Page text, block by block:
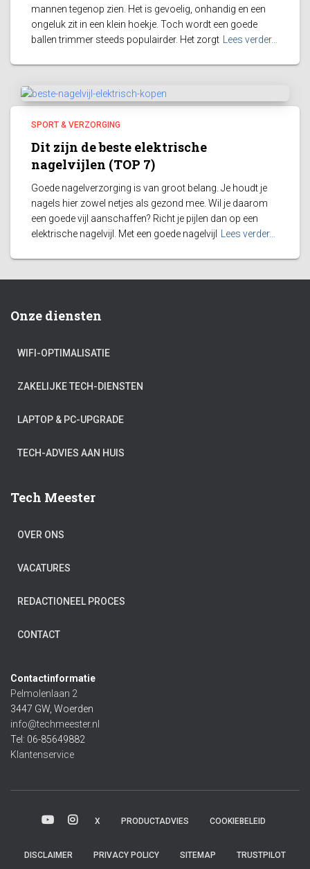
mannen tegenop zien. Het is gevoelig, onhandig en een
ongeluk zit in een klein hoekje. Toch wordt een goede
ballen trimmer steeds populairder. Het zorgt Lees verder…
SPORT & VERZORGING
Dit zijn de beste elektrische
nagelvijlen (TOP 7)
Goede nagelverzorging is van groot belang. Je houdt je
nagels hier zowel netjes als gezond mee. Wil je daarom
een goede vijl aanschaffen? Richt je pijlen dan op een
elektrische nagelvijl. Met een goede nagelvijl
Lees verder…
Onze diensten
WIFI-OPTIMALISATIE
ZAKELIJKE TECH-DIENSTEN
LAPTOP & PC-UPGRADE
TECH-ADVIES AAN HUIS
Tech Meester
OVER ONS
VACATURES
REDACTIONEEL PROCES
CONTACT
Contactinformatie
Pelmolenlaan 2
3447 GW, Woerden
info@techmeester.nl
Tel: 06-85649882
Klantenservice
X PRODUCTADVIES COOKIEBELEID
DISCLAIMER PRIVACY POLICY SITEMAP TRUSTPILOT